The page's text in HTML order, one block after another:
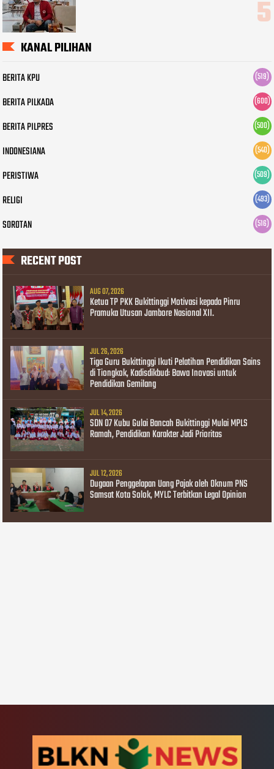
KANAL PILIHAN
BERITA KPU (519)
BERITA PILKADA (600)
BERITA PILPRES (500)
INDONESIANA (540)
PERISTIWA (509)
RELIGI (493)
SOROTAN (516)
RECENT POST
AUG 07, 2026
Ketua TP PKK Bukittinggi Motivasi kepada Pinru
Pramuka Utusan Jambore Nasional XII.
JUL 26, 2026
Tiga Guru Bukittinggi Ikuti Pelatihan Pendidikan Sains
di Tiongkok, Kadisdikbud: Bawa Inovasi untuk
Pendidikan Gemilang
JUL 14, 2026
SDN 07 Kubu Gulai Bancah Bukittinggi Mulai MPLS
Ramah, Pendidikan Karakter Jadi Prioritas
JUL 12, 2026
Dugaan Penggelapan Uang Pajak oleh Oknum PNS
Samsat Kota Solok, MYLC Terbitkan Legal Opinion